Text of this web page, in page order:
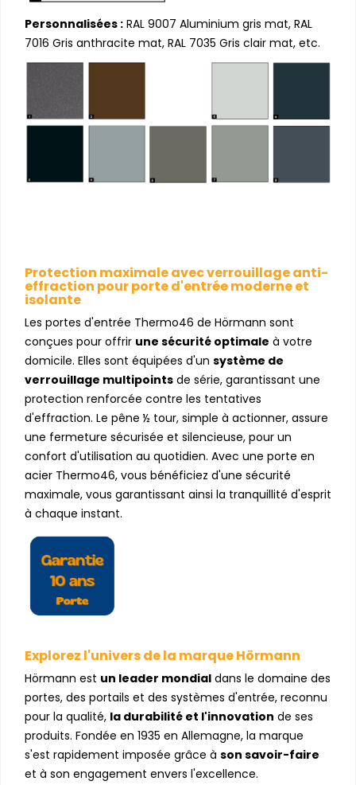
Personnalisées : RAL 9007 Aluminium gris mat, RAL
7016 Gris anthracite mat, RAL 7035 Gris clair mat, etc.
Protection maximale avec verrouillage anti-
effraction pour porte d'entrée moderne et
isolante
Les portes d'entrée Thermo46 de Hörmann sont
conçues pour offrir une sécurité optimale à votre
domicile. Elles sont équipées d'un système de
verrouillage multipoints de série, garantissant une
protection renforcée contre les tentatives
d'effraction. Le pêne ½ tour, simple à actionner, assure
une fermeture sécurisée et silencieuse, pour un
confort d'utilisation au quotidien. Avec une porte en
acier Thermo46, vous bénéficiez d'une sécurité
maximale, vous garantissant ainsi la tranquillité d'esprit
à chaque instant.
Explorez l'univers de la marque Hörmann
Hörmann est un leader mondial dans le domaine des
portes, des portails et des systèmes d'entrée, reconnu
pour la qualité, la durabilité et l'innovation de ses
produits. Fondée en 1935 en Allemagne, la marque
s'est rapidement imposée grâce à son savoir-faire
et à son engagement envers l'excellence.